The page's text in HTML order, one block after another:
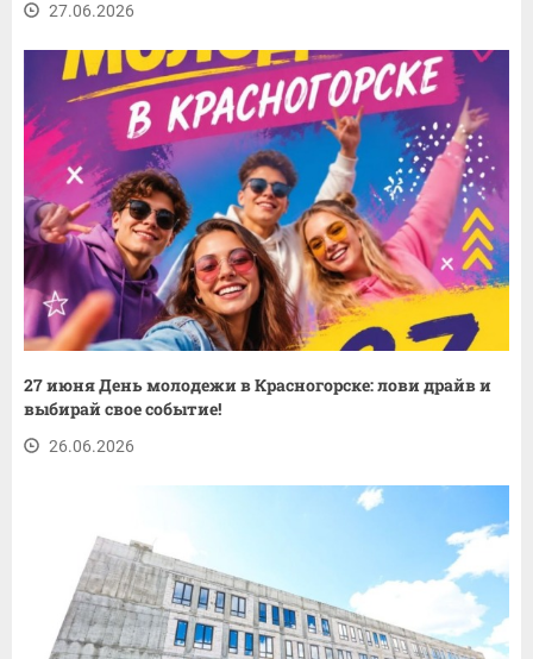
27.06.2026
27 июня День молодежи в Красногорске: лови драйв и
выбирай свое событие!
26.06.2026